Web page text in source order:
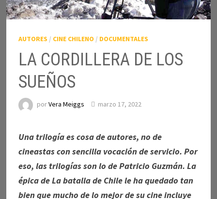
AUTORES / CINE CHILENO / DOCUMENTALES
LA CORDILLERA DE LOS
SUEÑOS
porVera Meiggs marzo 17, 2022
Una trilogía es cosa de autores, no de
cineastas con sencilla vocación de servicio. Por
eso, las trilogías son lo de Patricio Guzmán. La
épica de La batalla de Chile le ha quedado tan
bien que mucho de lo mejor de su cine incluye